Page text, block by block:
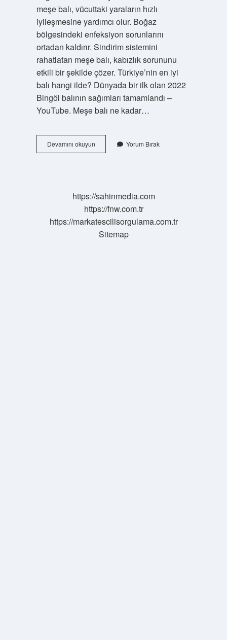
meşe balı, vücuttaki yaraların hızlı
iyileşmesine yardımcı olur. Boğaz
bölgesindeki enfeksiyon sorunlarını
ortadan kaldırır. Sindirim sistemini
rahatlatan meşe balı, kabızlık sorununu
etkili bir şekilde çözer. Türkiye’nin en iyi
balı hangi ilde? Dünyada bir ilk olan 2022
Bingöl balının sağımları tamamlandı –
YouTube. Meşe balı ne kadar…
Devamını okuyunMeşe
Balı
Yorum Bırak
https://sahinmedia.com
https://fnw.com.tr
https://markatescilisorgulama.com.tr
Sitemap